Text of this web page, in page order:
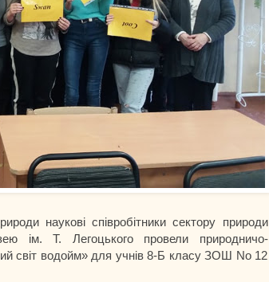
наукові співробітники сектору природи
ім. Т. Легоцького провели природничо-
світ водойм» для учнів 8-Б класу ЗОШ No 12